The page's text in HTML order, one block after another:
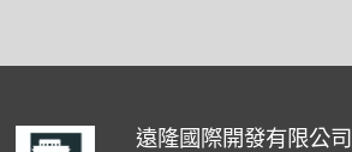
遠隆國際開發有限公司